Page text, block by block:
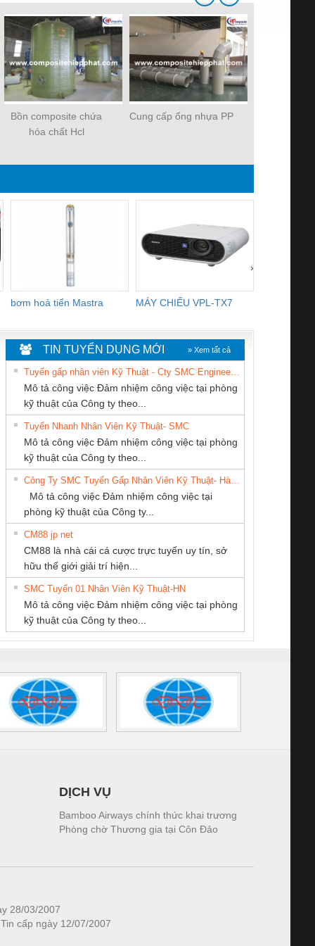
Bồn composite chứa
hóa chất Hcl
Cung cấp ống nhựa PP
bơm hoả tiển Mastra MÁY CHIẾU VPL-TX7
›
An Toàn
Contact
– PSR-
SCP-
FSP/2X1/1X2
sát chuỗi
tấm pin
16I+
(2502520000)
Bộ giám sát chuỗi
tấm pin
TRANSCLINIC 16I+
1K5 L (2433950000)
Bộ giám sát dòng
TRANSCLINIC 16I+
(2008130000)
Bộ chỉnh lưu nguồn
điện TRANSCLINIC
BKE 1K5.4
(7791400879)2. Giá
Nẹp nhôm chống
trơn Đà Nẵng
TY TNHH
THUẬT KTECH
NAM
CÔNG TY TNHH
THIẾT BỊ CÔNG
NGHIỆP NIHON
SETSUBI VIỆT
NAM
Tan Dong Cang
TNHH TM QC
Miền
PHẦN TỰ ĐỘNG
TIẾN HƯNG
PHẦN DÂY VÀ
TIN TUYỂN DỤNG MỚI » Xem tất cả
Mô tả công việc Đảm nhiệm công việc tại phòng
kỹ thuật của Công ty theo...
Tuyển Nhanh Nhân Viên Kỹ Thuật- SMC
Mô tả công việc Đảm nhiệm công việc tại phòng
kỹ thuật của Công ty theo...
Mô tả công việc Đảm nhiệm công việc tại
phòng kỹ thuật của Công ty...
CM88 jp net
CM88 là nhà cái cá cược trực tuyến uy tín, sở
hữu thế giới giải trí hiện...
SMC Tuyển 01 Nhân Viên Kỹ Thuật-HN
Mô tả công việc Đảm nhiệm công việc tại phòng
kỹ thuật của Công ty theo...
DỊCH VỤ
Bamboo Airways chính thức khai trương
Phòng chờ Thương gia tại Côn Đảo
28/03/2007
cấp ngày 12/07/2007